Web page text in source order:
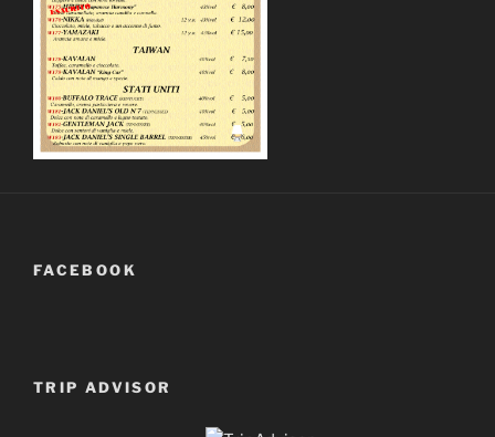
FACEBOOK
TRIP ADVISOR